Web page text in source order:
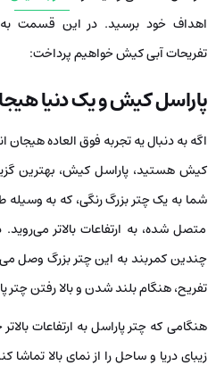
اهداف خود برسید. در این قسمت
تفریحات آبی کیش خواهیم پرداخت:
پاراسل کیش و یک دنیا
اگه به دنبال یه تجربه فوق العاده هیجان
کیش هستید، پاراسل کیش، بهترین
شما به یک چتر بزرگ رنگی، که به
متصل شده، به ارتفاعات بالاتر
چندین کمربند به این چتر بزرگ وصل
تفریح، هنگام بلند شدن و بالا رفتن چتر
هنگامی که چتر پاراسل به ارتفاعات
زیبای دریا و ساحل را از نمای بالا